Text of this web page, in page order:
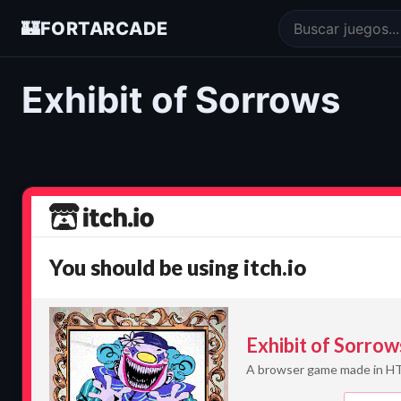
🏰FORTARCADE
Exhibit of Sorrows